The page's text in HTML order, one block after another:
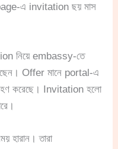
এ invitation ছয় মাস
নিয়ে embassy-তে
Offer মানে portal-এ
করেছে। Invitation হলো
তারা